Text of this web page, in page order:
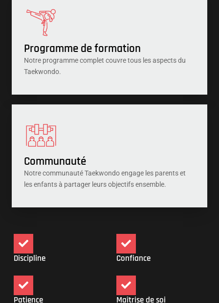
Programme de formation
Notre programme complet couvre tous les aspects du
Taekwondo.
Communauté
Notre communauté Taekwondo engage les parents et
les enfants à partager leurs objectifs ensemble.
Discipline
Patience
Confiance
Maîtrise de soi